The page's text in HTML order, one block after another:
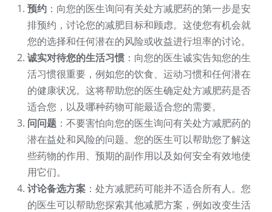
预约 ：向您的医生询问有关处方减肥药的第一步是安
排预约，讨论您的减肥目标和顾虑。这使您有机会就
您的选择和任何潜在的风险或收益进行坦率的讨论。
诚实对待您的生活习惯 ：向您的医生诚实告知您的生
活习惯很重要，例如您的饮食、运动习惯和任何潜在
的健康状况。这将帮助您的医生确定处方减肥药是否
适合您，以及哪种药物可能最适合您的需要。
问问题 ：不要害怕向您的医生询问有关处方减肥药的
潜在益处和风险的问题。您的医生可以帮助您了解这
些药物的作用、预期的副作用以及如何安全有效地使
用它们。
讨论备选方案 ：处方减肥药可能并不适合所有人。您
的医生可以帮助您探索其他减肥方案，例如改变生活